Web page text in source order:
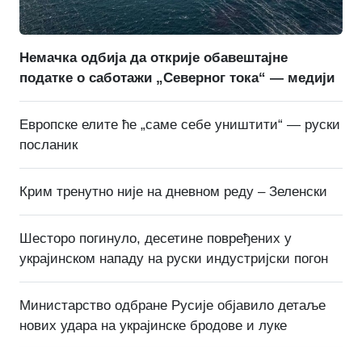
Немачка одбија да открије обавештајне
податке о саботажи „Северног тока“ — медији
Европске елите ће „саме себе уништити“ — руски
посланик
Крим тренутно није на дневном реду – Зеленски
Шесторо погинуло, десетине повређених у
украјинском нападу на руски индустријски погон
Министарство одбране Русије објавило детаље
нових удара на украјинске бродове и луке